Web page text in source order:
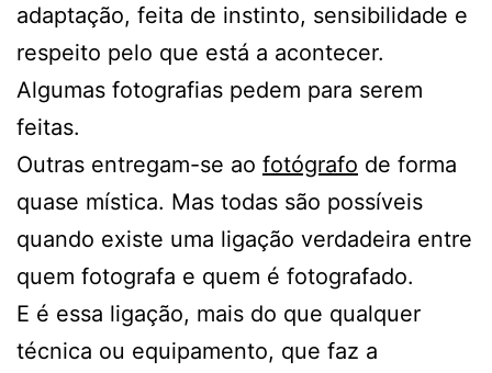
adaptação, feita de instinto, sensibilidade e
respeito pelo que está a acontecer.
Algumas fotografias pedem para serem
feitas.
Outras entregam-se ao fotógrafo de forma
quase mística. Mas todas são possíveis
quando existe uma ligação verdadeira entre
quem fotografa e quem é fotografado.
E é essa ligação, mais do que qualquer
técnica ou equipamento, que faz a